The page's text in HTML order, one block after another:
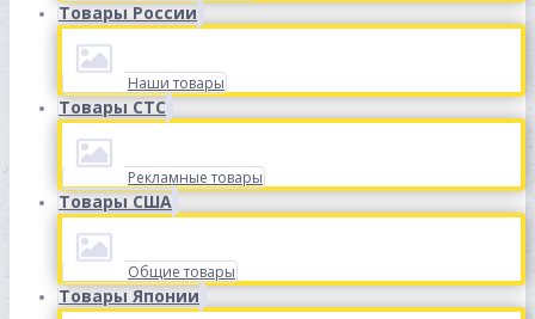
Товары России
Наши товары
Товары СТС
Рекламные товары
Товары США
Общие товары
Товары Японии